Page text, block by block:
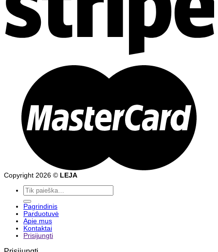
Copyright 2026 © LEJA
Ieškoti:
Pagrindinis
Parduotuvė
Apie mus
Kontaktai
Prisijungti